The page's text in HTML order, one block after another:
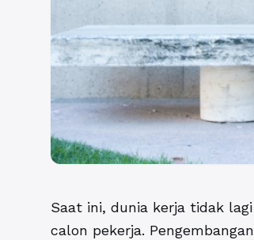
Saat ini, dunia kerja tidak
calon pekerja.